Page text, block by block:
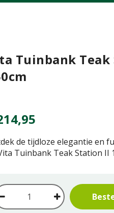
Tuinbank
,95
de tijdloze elegantie en
Tuinbank Teak Station II